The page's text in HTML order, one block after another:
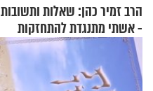
הרב זמיר כהן: שאלות ותשובות
- אשתי מתנגדת להתחזקות
שלי